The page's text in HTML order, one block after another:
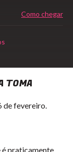
Como chegar
TOMA
de fevereiro.
é praticamente